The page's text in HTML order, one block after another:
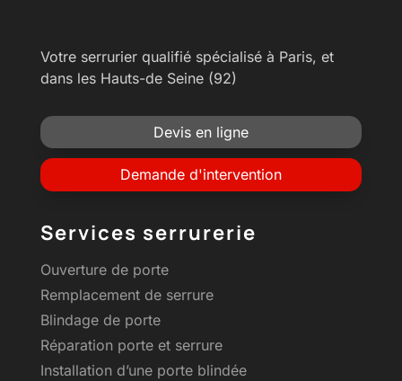
Votre serrurier qualifié spécialisé à Paris, et
dans les Hauts-de Seine (92)
Devis en ligne
Demande d'intervention
Services serrurerie
Ouverture de porte
Remplacement de serrure
Blindage de porte
Réparation porte et serrure
Installation d’une porte blindée